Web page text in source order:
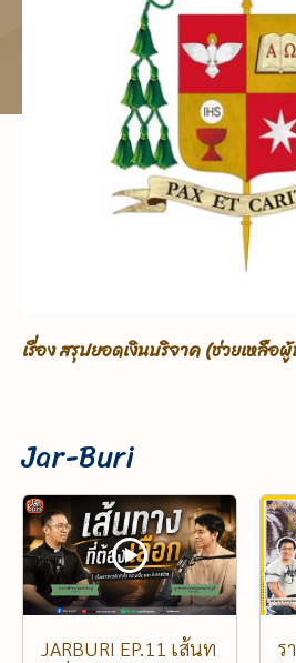
เรื่อง ขอรับบริจาคเพื่อช่วยเหลือผู้ปร
Jar-Buri
JARBURI EP.11 เส้นท
ร